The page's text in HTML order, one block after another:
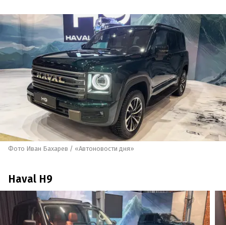
Фото Иван Бахарев / «Автоновости дня»
Haval H9